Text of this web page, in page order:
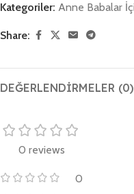
Kategoriler: Anne Babalar
Share:
DEĞERLENDIRMELER (0)
0 reviews
0